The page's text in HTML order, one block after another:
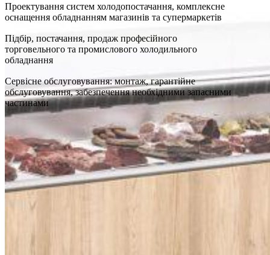
Проектування систем холодопостачання, комплексне
оснащення обладнанням магазинів та супермаркетів
Підбір, постачання, продаж професійного
торговельного та промислового холодильного
обладнання
Сервісне обслуговування: монтаж, гарантійне
обслуговування, забезпечення необхідними запасними
частинами